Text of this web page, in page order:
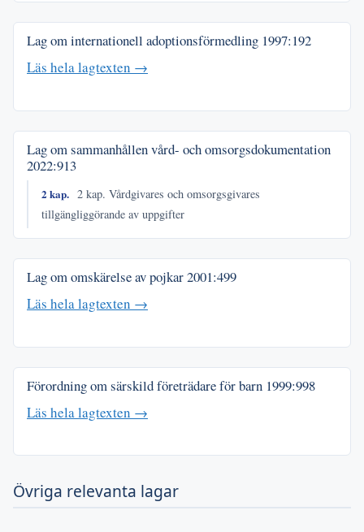
Lag om internationell adoptionsförmedling 1997:192
Läs hela lagtexten →
Lag om sammanhållen vård- och omsorgsdokumentation
2022:913
2 kap. 2 kap. Vårdgivares och omsorgsgivares
tillgängliggörande av uppgifter
Lag om omskärelse av pojkar2001:499
Läs hela lagtexten →
Förordning om särskild företrädare för barn 1999:998
Läs hela lagtexten →
Övriga relevanta lagar